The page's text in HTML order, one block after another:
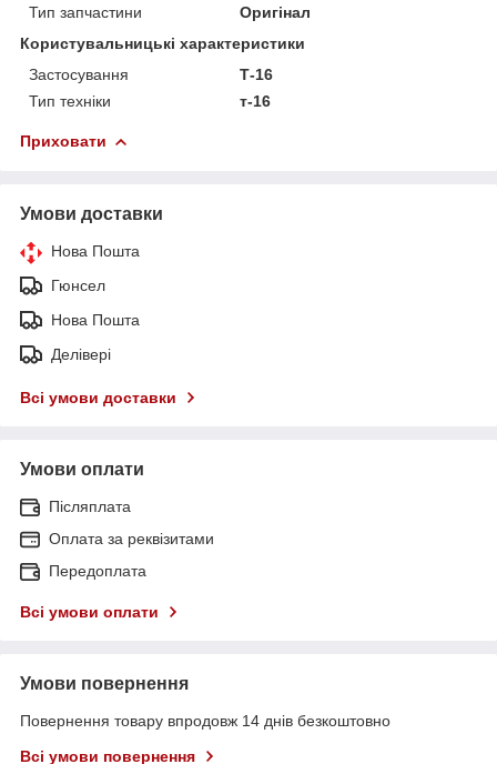
Тип запчастини
Оригінал
Користувальницькі характеристики
Застосування
Т-16
Тип техніки
т-16
Приховати
Умови доставки
Нова Пошта
Гюнсел
Нова Пошта
Делівері
Всі умови доставки
Умови оплати
Післяплата
Оплата за реквізитами
Передоплата
Всі умови оплати
Умови повернення
Повернення товару впродовж 14 днів безкоштовно
Всі умови повернення